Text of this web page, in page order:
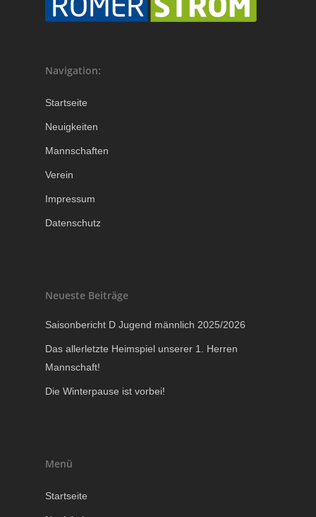
Navigation:
Startseite
Neuigkeiten
Mannschaften
Verein
Impressum
Datenschutz
Neueste Beiträge
Saisonbericht D Jugend männlich 2025/2026
Das allerletzte Heimspiel unserer 1. Herren
Mannschaft!
Die Winterpause ist vorbei!
Menü
Startseite